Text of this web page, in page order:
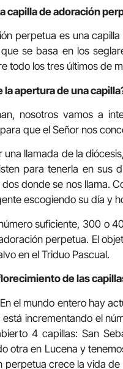
capilla de adoración
perpetua es una
se basa en los
todo los tres últimos de
apertura de una
nosotros vamos a
que el Señor nos
una llamada de la
para tenerla en sus
donde se nos llama.
escogiendo su día y
suficiente, 300 o
perpetua. El
en el Triduo Pascual.
de las
el mundo entero hay
está incrementando el
4 capillas: San
otra en Lucena y
perpetua crece la vida